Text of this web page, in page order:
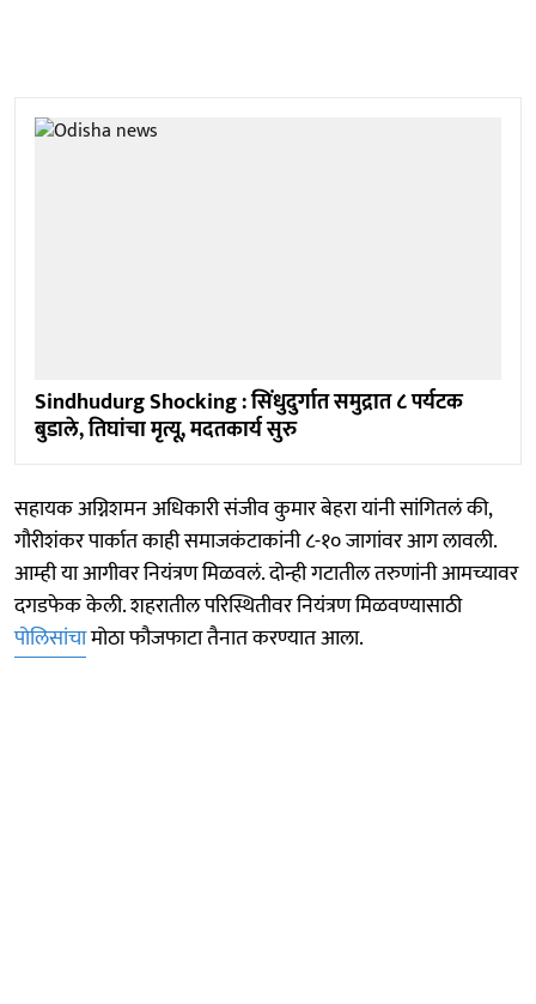
Sindhudurg Shocking : सिंधुदुर्गात समुद्रात ८ पर्यटक
बुडाले, तिघांचा मृत्यू, मदतकार्य सुरु
सहायक अग्निशमन अधिकारी संजीव कुमार बेहरा यांनी सांगितलं की,
गौरीशंकर पार्कात काही समाजकंटाकांनी ८-१० जागांवर आग लावली.
आम्ही या आगीवर नियंत्रण मिळवलं. दोन्ही गटातील तरुणांनी आमच्यावर
दगडफेक केली. शहरातील परिस्थितीवर नियंत्रण मिळवण्यासाठी
पोलिसांचामोठा फौजफाटा तैनात करण्यात आला.